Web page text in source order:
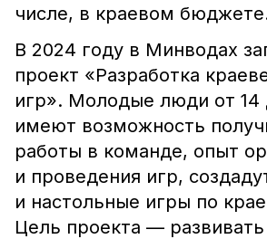
числе, в краевом
В 2024 году в Минводах
проект «Разработка
игр». Молодые люди от 14
имеют возможность
работы в команде, опыт
и проведения игр,
и настольные игры по
Цель проекта —